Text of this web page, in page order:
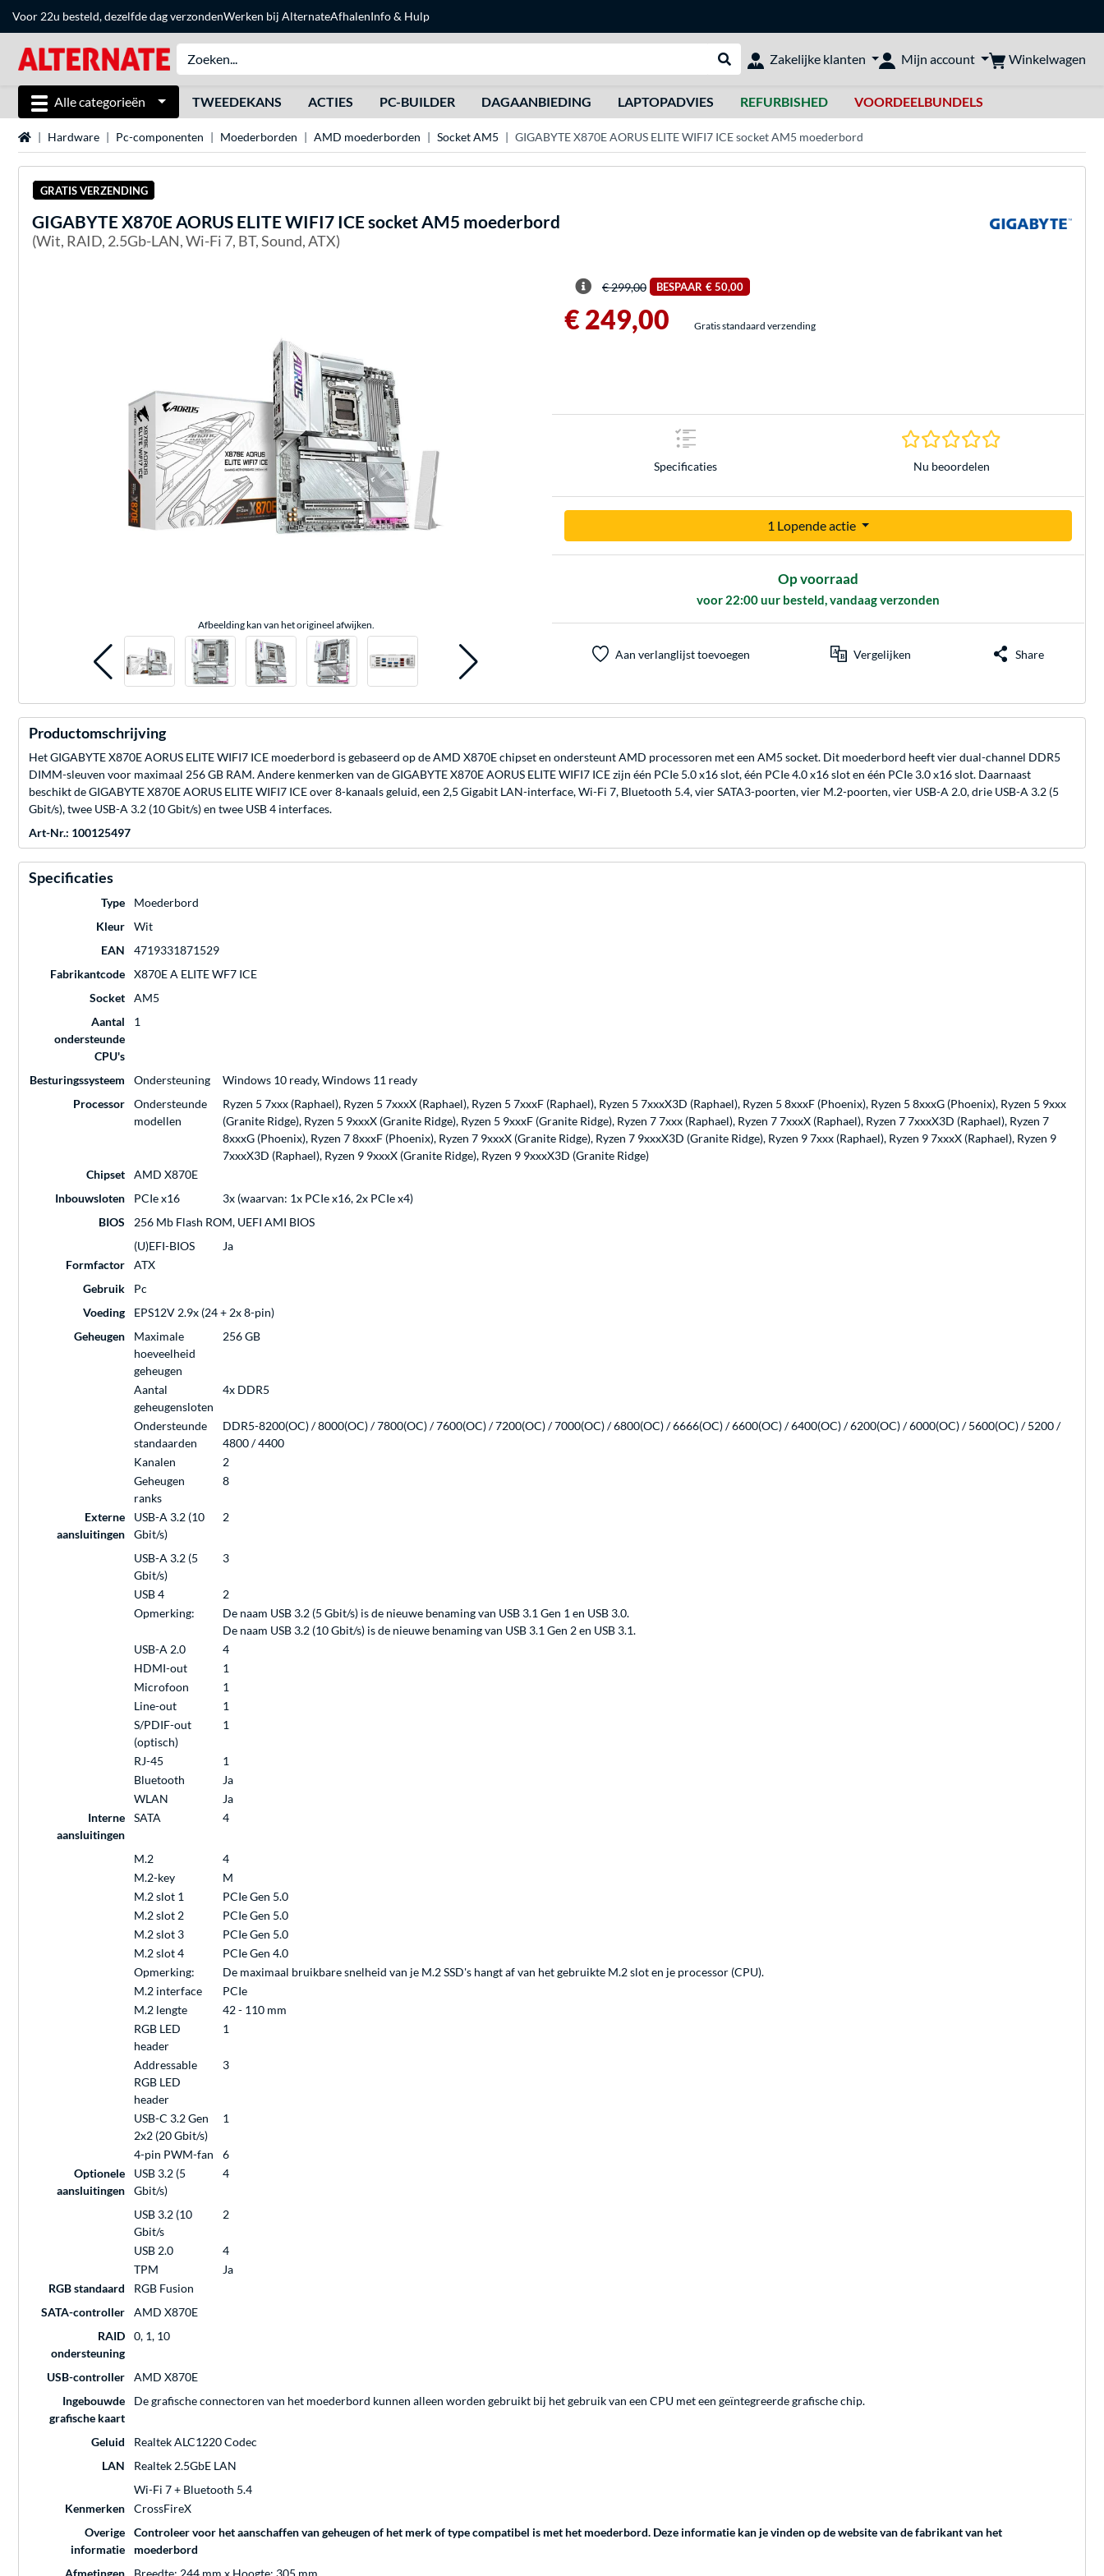
Voor 22u besteld, dezelfde dag verzondenWerken bij AlternateAfhalenInfo & Hulp
Webshop doorzoeken
Zakelijke klanten Mijn account Winkelwagen
Alle categorieën TWEEDEKANS ACTIES PC-BUILDER DAGAANBIEDING LAPTOPADVIES REFURBISHED VOORDEELBUNDELS
Home Hardware Pc-componenten Moederborden AMD moederborden Socket AM5 GIGABYTE X870E AORUS ELITE WIFI7 ICE socket AM5 moederbord
GRATIS VERZENDING
GIGABYTEX870E AORUS ELITE WIFI7 ICE socket AM5 moederbord
(Wit, RAID, 2.5Gb-LAN, Wi-Fi 7, BT, Sound, ATX)
Afbeelding kan van het origineel afwijken.
€ 299,00 BESPAAR € 50,00
€ 249,00 Gratis standaard verzending
Specificaties
0.0 sterren
Nu beoordelen
1 Lopende actie
Op voorraad
voor 22:00 uur besteld, vandaag verzonden
Aan verlanglijst toevoegen Vergelijken Share
Productomschrijving
Het GIGABYTE X870E AORUS ELITE WIFI7 ICE moederbord is gebaseerd op de AMD X870E chipset en ondersteunt AMD processoren met een AM5 socket. Dit moederbord heeft vier dual-channel DDR5
DIMM-sleuven voor maximaal 256 GB RAM. Andere kenmerken van de GIGABYTE X870E AORUS ELITE WIFI7 ICE zijn één PCIe 5.0 x16 slot, één PCIe 4.0 x16 slot en één PCIe 3.0 x16 slot. Daarnaast
beschikt de GIGABYTE X870E AORUS ELITE WIFI7 ICE over 8-kanaals geluid, een 2,5 Gigabit LAN-interface, Wi-Fi 7, Bluetooth 5.4, vier SATA3-poorten, vier M.2-poorten, vier USB-A 2.0, drie USB-A 3.2 (5
Gbit/s), twee USB-A 3.2 (10 Gbit/s) en twee USB 4 interfaces.
Art-Nr.: 100125497
Specificaties
Type
Moederbord
Kleur
Wit
EAN
4719331871529
Fabrikantcode
X870E A ELITE WF7 ICE
Socket
AM5
Aantal
ondersteunde
CPU's
1
Besturingssysteem Ondersteuning
Windows 10 ready, Windows 11 ready
Processor
Ondersteunde
modellen
Ryzen 5 7xxx (Raphael), Ryzen 5 7xxxX (Raphael), Ryzen 5 7xxxF (Raphael), Ryzen 5 7xxxX3D (Raphael), Ryzen 5 8xxxF (Phoenix), Ryzen 5 8xxxG (Phoenix), Ryzen 5 9xxx
(Granite Ridge), Ryzen 5 9xxxX (Granite Ridge), Ryzen 5 9xxxF (Granite Ridge), Ryzen 7 7xxx (Raphael), Ryzen 7 7xxxX (Raphael), Ryzen 7 7xxxX3D (Raphael), Ryzen 7
8xxxG (Phoenix), Ryzen 7 8xxxF (Phoenix), Ryzen 7 9xxxX (Granite Ridge), Ryzen 7 9xxxX3D (Granite Ridge), Ryzen 9 7xxx (Raphael), Ryzen 9 7xxxX (Raphael), Ryzen 9
7xxxX3D (Raphael), Ryzen 9 9xxxX (Granite Ridge), Ryzen 9 9xxxX3D (Granite Ridge)
Chipset
AMD X870E
Inbouwsloten
PCIe x16
3x (waarvan: 1x PCIe x16, 2x PCIe x4)
BIOS
256 Mb Flash ROM, UEFI AMI BIOS
(U)EFI-BIOS
Ja
Formfactor
ATX
Gebruik
Pc
Voeding
EPS12V 2.9x (24 + 2x 8-pin)
Geheugen
Maximale
hoeveelheid
geheugen
256 GB
Aantal
geheugensloten
4x DDR5
Ondersteunde
standaarden
DDR5-8200(OC) / 8000(OC) / 7800(OC) / 7600(OC) / 7200(OC) / 7000(OC) / 6800(OC) / 6666(OC) / 6600(OC) / 6400(OC) / 6200(OC) / 6000(OC) / 5600(OC) / 5200 /
4800 / 4400
Kanalen
2
Geheugen
ranks
8
Externe
aansluitingen
USB-A 3.2 (10
Gbit/s)
2
USB-A 3.2 (5
Gbit/s)
3
USB 4
2
Opmerking:
De naam USB 3.2 (5 Gbit/s) is de nieuwe benaming van USB 3.1 Gen 1 en USB 3.0.
De naam USB 3.2 (10 Gbit/s) is de nieuwe benaming van USB 3.1 Gen 2 en USB 3.1.
USB-A 2.0
4
HDMI-out
1
Microfoon
1
Line-out
1
S/PDIF-out
(optisch)
1
RJ-45
1
Bluetooth
Ja
WLAN
Ja
Interne
aansluitingen
SATA 4
M.2
4
M.2-key
M
M.2 slot 1
PCIe Gen 5.0
M.2 slot 2
PCIe Gen 5.0
M.2 slot 3
PCIe Gen 5.0
M.2 slot 4
PCIe Gen 4.0
Opmerking:
De maximaal bruikbare snelheid van je M.2 SSD's hangt af van het gebruikte M.2 slot en je processor (CPU).
M.2 interface
PCIe
M.2 lengte
42 - 110 mm
RGB LED
header
1
Addressable
RGB LED
header
3
USB-C 3.2 Gen
2x2 (20 Gbit/s)
1
4-pin PWM-fan
6
Optionele
aansluitingen
USB 3.2 (5
Gbit/s)
4
USB 3.2 (10
Gbit/s
2
USB 2.0
4
TPM
Ja
RGB standaard
RGB Fusion
SATA-controller
AMD X870E
RAID
ondersteuning
0, 1, 10
USB-controller
AMD X870E
Ingebouwde
grafische kaart
De grafische connectoren van het moederbord kunnen alleen worden gebruikt bij het gebruik van een CPU met een geïntegreerde grafische chip.
Geluid
Realtek ALC1220 Codec
LAN
Realtek 2.5GbE LAN
Wi-Fi 7 + Bluetooth 5.4
Kenmerken
CrossFireX
Overige
informatie
Controleer voor het aanschaffen van geheugen of het merk of type compatibel is met het moederbord. Deze informatie kan je vinden op de website van de fabrikant van het
moederbord